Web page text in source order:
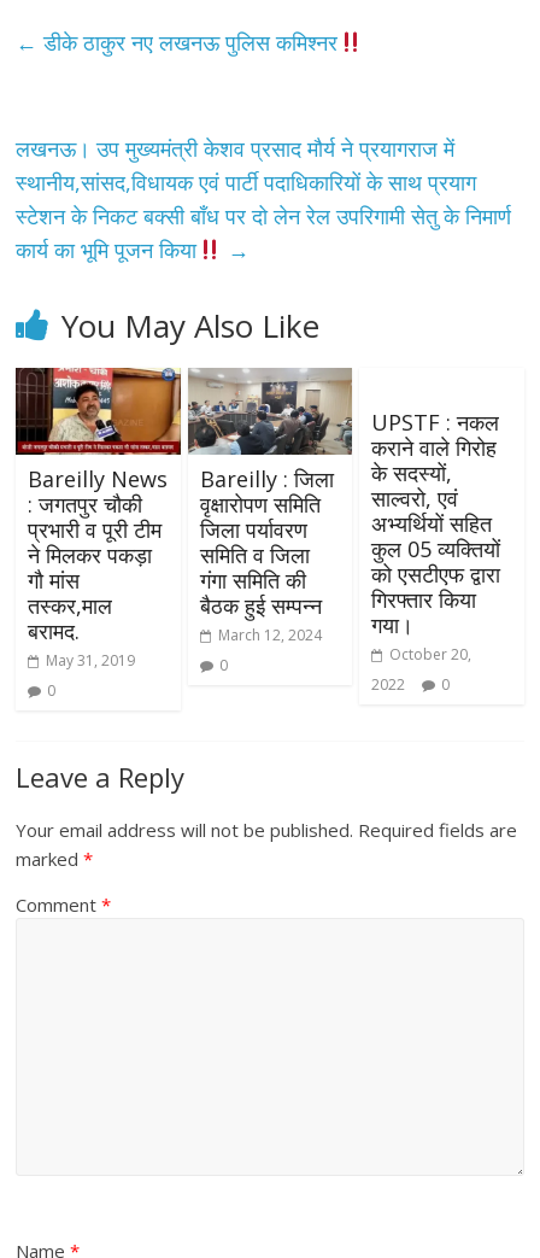
← डीके ठाकुर नए लखनऊ पुलिस कमिश्नर
लखनऊ। उप मुख्यमंत्री केशव प्रसाद मौर्य ने प्रयागराज में
स्थानीय,सांसद,विधायक एवं पार्टी पदाधिकारियों के साथ प्रयाग
स्‍टेशन के निकट बक्‍सी बॉंध पर दो लेन रेल उपरिगामी सेतु के निमार्ण
कार्य का भूमि पूजन किया
→
You May Also Like
Bareilly News
: जगतपुर चौकी
प्रभारी व पूरी टीम
ने मिलकर पकड़ा
गौ मांस
तस्कर,माल
बरामद.
May 31, 2019
0
Bareilly : जिला
वृक्षारोपण समिति
जिला पर्यावरण
समिति व जिला
गंगा समिति की
बैठक हुई सम्पन्न
March 12, 2024
0
UPSTF : नकल
कराने वाले गिरोह
के सदस्यों,
साल्वरो, एवं
अभ्यर्थियों सहित
कुल 05 व्यक्तियों
को एसटीएफ द्वारा
गिरफ्तार किया
गया।
October 20,
2022
0
Leave a Reply
Your email address will not be published. Required fields are
marked*
Comment*
Name*